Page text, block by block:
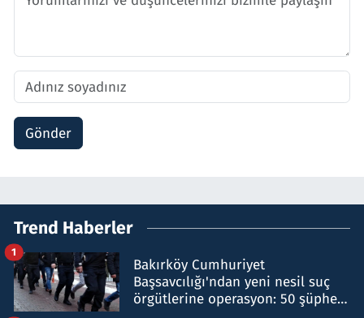
Gönder
Trend Haberler
Bakırköy Cumhuriyet
Başsavcılığı'ndan yeni nesil suç
örgütlerine operasyon: 50 şüpheli
1